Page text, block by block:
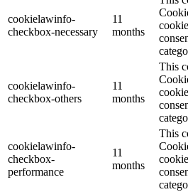
cookielawinfo-
checkbox-necessary
11
months
cookielawinfo-
checkbox-others
11
months
This
cookielawinfo-
checkbox-
performance
11
months
This